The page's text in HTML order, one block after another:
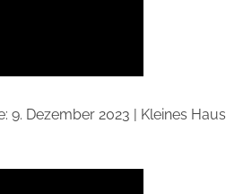
9. Dezember 2023 | Kleines Haus